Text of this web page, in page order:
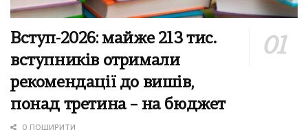
Вступ-2026: майже 213 тис.
вступників отримали
рекомендації до вишів,
понад третина – на бюджет
0 ПОШИРИТИ